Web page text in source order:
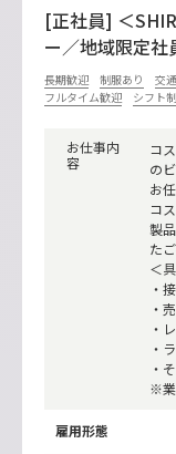
[正社員] ＜
ー／地域限定社
長期歓迎 制服あり 交
フルタイム歓迎
シフト制
お仕事内
容
コ
の
お
コ
製
た
＜
・
・
・
・
・
※業
雇用形態